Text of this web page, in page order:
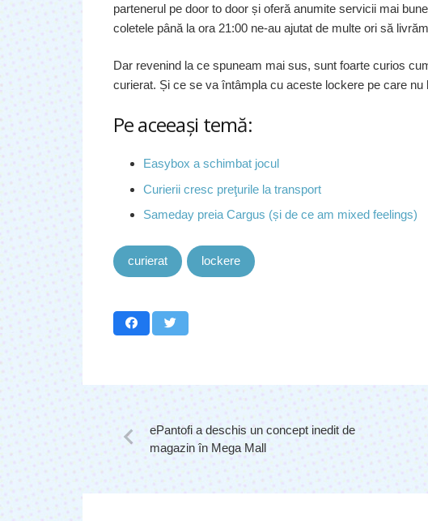
partenerul pe door to door și oferă anumite servicii mai
coletele până la ora 21:00 ne-au ajutat de multe ori să
Dar revenind la ce spuneam mai sus, sunt foarte curios
curierat. Și ce se va întâmpla cu aceste lockere pe care nu
Pe aceeaşi temă:
Easybox a schimbat jocul
Curierii cresc preţurile la transport
Sameday preia Cargus (și de ce am mixed feelings)
curierat lockere
ePantofi a deschis un concept inedit de
magazin în Mega Mall